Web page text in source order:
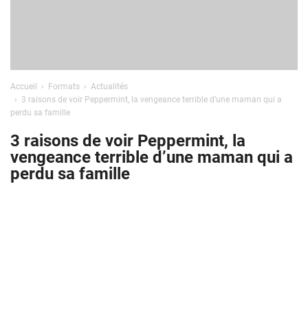
Accueil Formats
Actualités
3 raisons de voir Peppermint, la vengeance terrible d’une maman qui a
perdu sa famille
3 raisons de voir Peppermint, la
vengeance terrible d’une maman qui a
perdu sa famille